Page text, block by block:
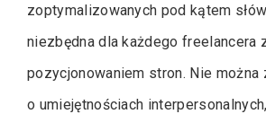
zoptymalizowanych pod kątem
niezbędna dla każdego freelancera
pozycjonowaniem stron. Nie można
o umiejętnościach